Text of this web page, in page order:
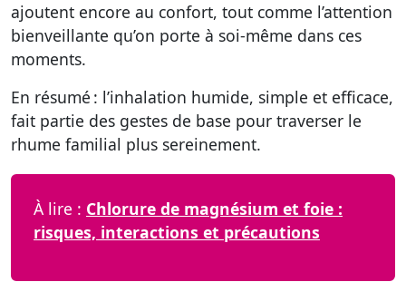
ajoutent encore au confort, tout comme l’attention
bienveillante qu’on porte à soi-même dans ces
moments.
En résumé : l’inhalation humide, simple et efficace,
fait partie des gestes de base pour traverser le
rhume familial plus sereinement.
À lire : Chlorure de magnésium et foie :
risques, interactions et précautions